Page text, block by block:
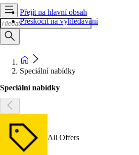
Přejít na hlavní obsah
Přeskočit na vyhledávání
Speciální nabídky
Speciální nabídky
All Offers